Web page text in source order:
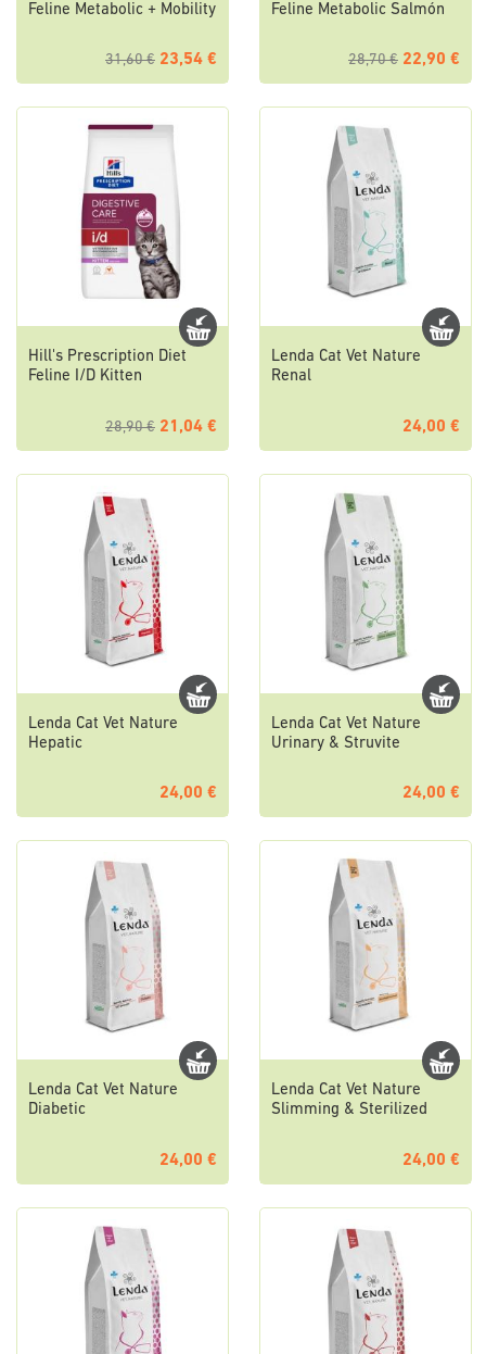
Feline Metabolic + Mobility
31,60 € 23,54 €
Feline Metabolic Salmón
28,70 € 22,90 €
Hill's Prescription Diet
Feline I/D Kitten
28,90 € 21,04 €
Lenda Cat Vet Nature
Renal
24,00 €
Lenda Cat Vet Nature
Hepatic
24,00 €
Lenda Cat Vet Nature
Urinary & Struvite
24,00 €
Lenda Cat Vet Nature
Diabetic
24,00 €
Lenda Cat Vet Nature
Slimming & Sterilized
24,00 €